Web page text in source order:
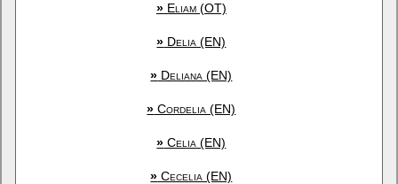
»Eliam (OT)
» Delia (EN)
» Deliana (EN)
» Cordelia (EN)
» Celia (EN)
» Cecelia (EN)